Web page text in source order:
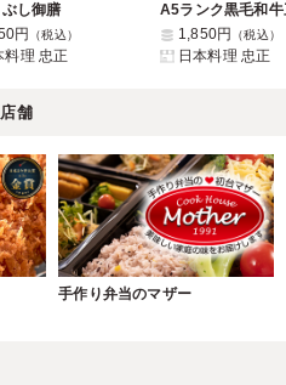
し御膳
円
（税込）
料理 忠正
1,850円 （税込）
日本料理 忠正
舗
手作り弁当のマザー